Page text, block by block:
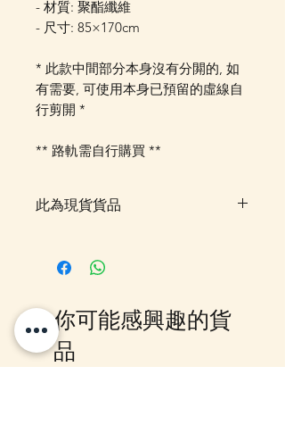
- 材質: 聚酯纖維
- 尺寸: 85×170cm
* 此款中間部分本身沒有分閞的, 如
有需要, 可使用本身已預留的虛線自
行剪開 *
** 路軌需自行購買 **
此為現貨貨品
Out 購買, 如系統顯示為"無庫
訂貨, 詳情請Facebook PM 或
Whatsapp 聯絡我們
你可能感興趣的貨
品